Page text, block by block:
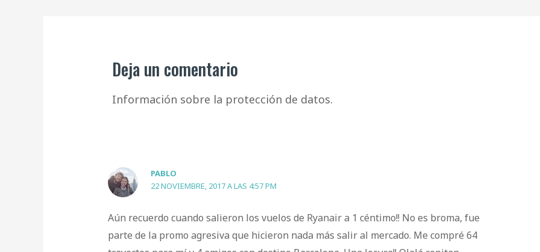
Deja un comentario
Información sobre la protección de datos.
PABLO
22 NOVIEMBRE, 2017 A LAS 4:57 PM
Aún recuerdo cuando salieron los vuelos de Ryanair a 1 céntimo!! No es broma, fue
parte de la promo agresiva que hicieron nada más salir al mercado. Me compré 64